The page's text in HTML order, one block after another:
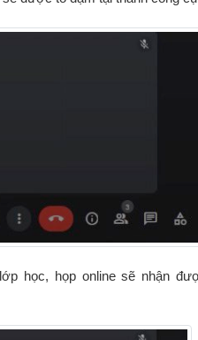
học, họp online sẽ nhận